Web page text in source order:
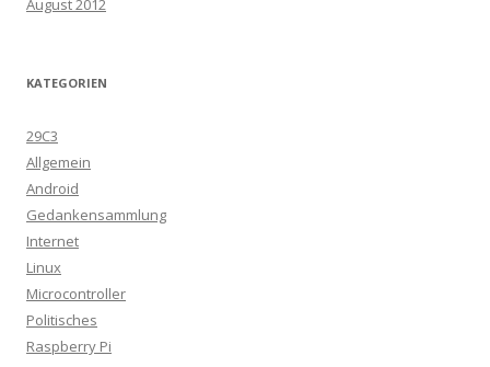
August 2012
KATEGORIEN
29C3
Allgemein
Android
Gedankensammlung
Internet
Linux
Microcontroller
Politisches
Raspberry Pi